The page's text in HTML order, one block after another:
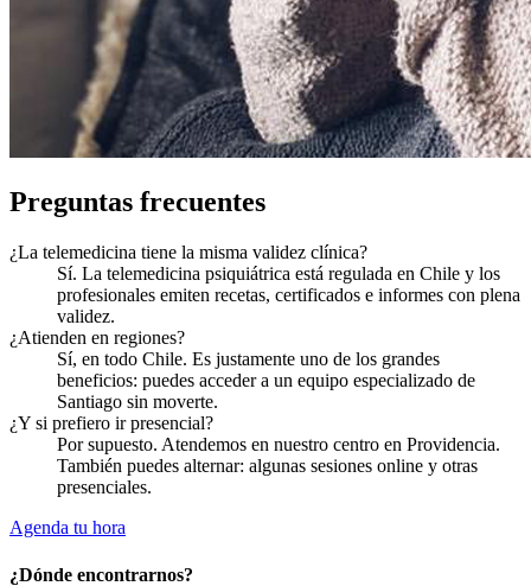
Preguntas frecuentes
¿La telemedicina tiene la misma validez clínica?
Sí. La telemedicina psiquiátrica está regulada en Chile y los
profesionales emiten recetas, certificados e informes con plena
validez.
¿Atienden en regiones?
Sí, en todo Chile. Es justamente uno de los grandes
beneficios: puedes acceder a un equipo especializado de
Santiago sin moverte.
¿Y si prefiero ir presencial?
Por supuesto. Atendemos en nuestro centro en Providencia.
También puedes alternar: algunas sesiones online y otras
presenciales.
Agenda tu hora
¿Dónde encontrarnos?